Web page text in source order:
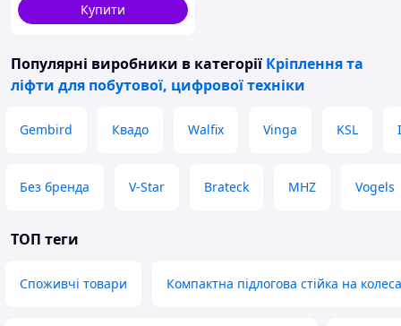
Купити
Популярні виробники в категорії Кріплення та
ліфти для побутової, цифрової техніки
Gembird Квадо Walfix Vinga KSL
Без бренда V-Star Brateck MHZ Vogels
ТОП теги
Споживчі товари Компактна підлогова стійка на